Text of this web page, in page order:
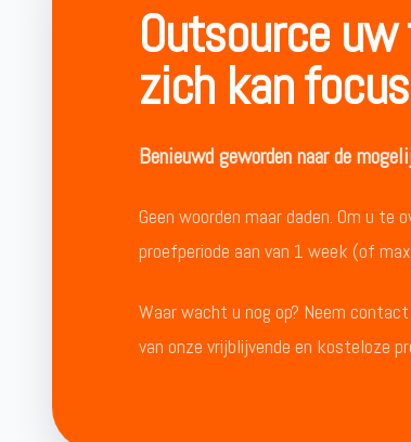
Outsource
zich kan
Benieuwd geworden naar de
Geen woorden maar daden. Om u te
proefperiode aan van 1 week (of
Waar wacht u nog op? Neem
van onze vrijblijvende en kosteloze